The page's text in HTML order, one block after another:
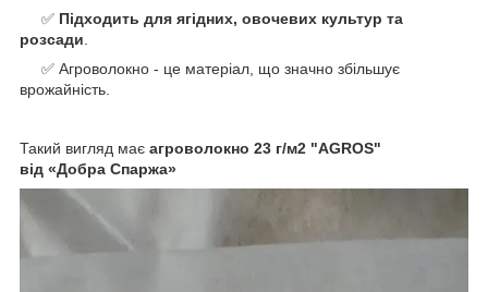
✅ Підходить для ягідних, овочевих культур та
розсади
✅ Агроволокно - це матеріал, що значно збільшує
врожайність.
Такий вигляд має агроволокно 23 г/м2 "AGROS"
від «Добра Спаржа»